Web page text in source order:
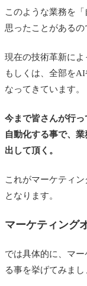
このような業務を
思ったことがある
現在の技術革新に
もしくは、全部を
なってきています。
今まで皆さんが行
自動化する事で、
出して頂く。
これがマーケティ
となります。
マーケティング
では具体的に、マ
る事を挙げてみまし